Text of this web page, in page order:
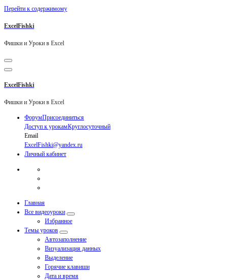
Перейти к содержимому
ExcelFishki
Фишки и Уроки в Excel
ExcelFishki
Фишки и Уроки в Excel
ФорумПрисоединиться
Доступ к урокамКруглосуточный
Email
ExcelFishki@yandex.ru
Личный кабинет
Главная
Все видеоуроки
Избранное
Темы уроков
Автозаполнение
Визуализация данных
Выделение
Горячие клавиши
Дата и время